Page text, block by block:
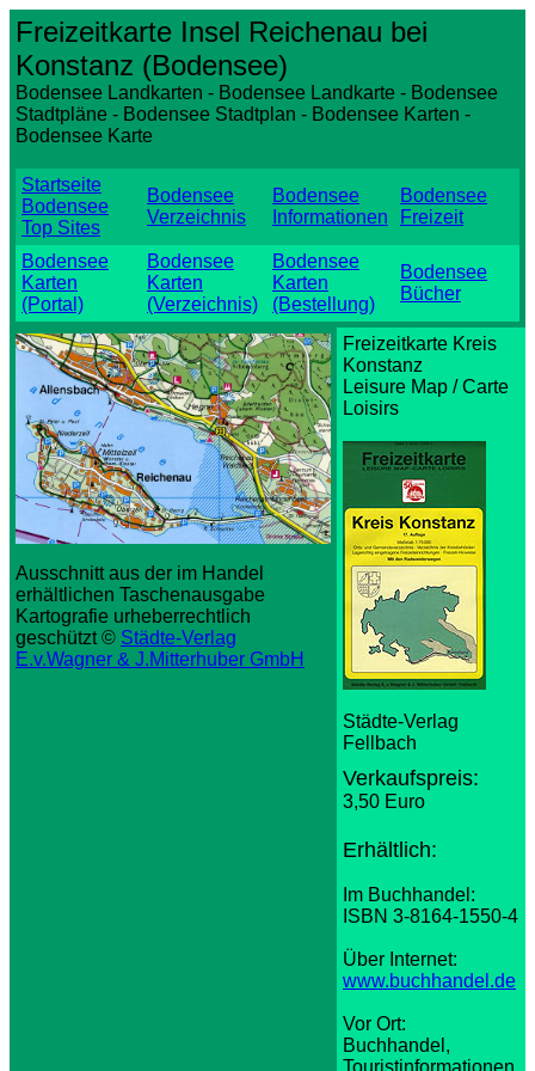
Freizeitkarte Insel Reichenau bei
Konstanz (Bodensee)
Bodensee Landkarten - Bodensee Landkarte - Bodensee
Stadtpläne - Bodensee Stadtplan - Bodensee Karten -
Bodensee Karte
Startseite
Bodensee
Top Sites
Bodensee
Verzeichnis
Bodensee
Informationen
Bodensee
Freizeit
Bodensee
Karten
(Portal)
Bodensee
Karten
(Verzeichnis)
Bodensee
Karten
(Bestellung)
Bodensee
Bücher
Ausschnitt aus der im Handel
erhältlichen Taschenausgabe
Kartografie urheberrechtlich
geschützt © Städte-Verlag
E.v.Wagner & J.Mitterhuber GmbH
Freizeitkarte Kreis
Konstanz
Leisure Map / Carte
Loisirs
Städte-Verlag
Fellbach
Verkaufspreis:
3,50 Euro
Erhältlich:
Im Buchhandel:
ISBN 3-8164-1550-4
Über Internet:
www.buchhandel.de
Vor Ort:
Buchhandel,
Touristinformationen,